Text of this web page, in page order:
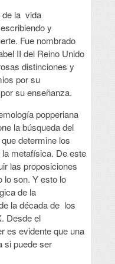
de la vida
y
Fue nombrado
II del Reino Unido
distinciones y
por su
su enseñanza.
popperiana
la búsqueda del
determine los
metafísica. De este
las proposiciones
lo son. Y esto lo
de la
la década de los
Desde el
es evidente que una
si puede ser